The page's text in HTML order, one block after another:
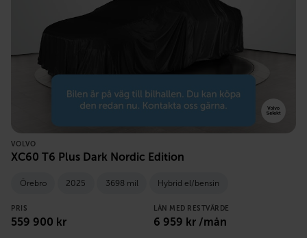
VOLVO
XC60 T6 Plus Dark Nordic Edition
Örebro 2025 3698 mil Hybrid el/bensin
PRIS
559 900 kr
LÅN MED RESTVÄRDE
6 959 kr /mån